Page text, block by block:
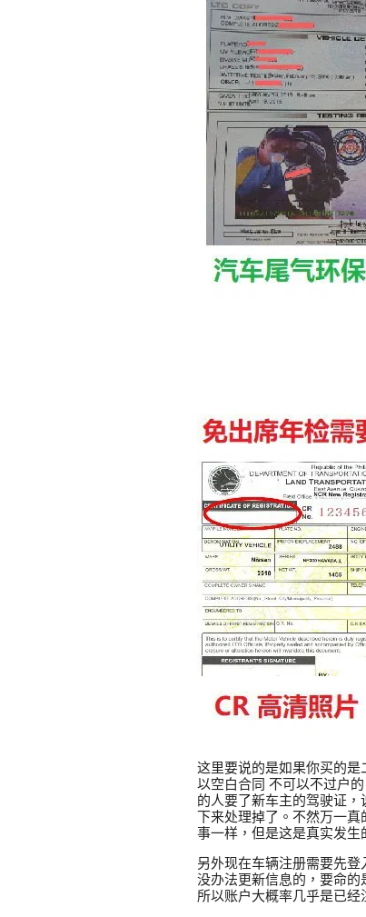
这里要说的是如果你买的
以空白合同 不可以不过户
的人要了新车主的驾驶证
下来处理掉了。不然万一
事一样，但是这是真实发生
另外现在车辆注册需要先登
没办法更新信息的，要命
所以账户大概率几乎是已